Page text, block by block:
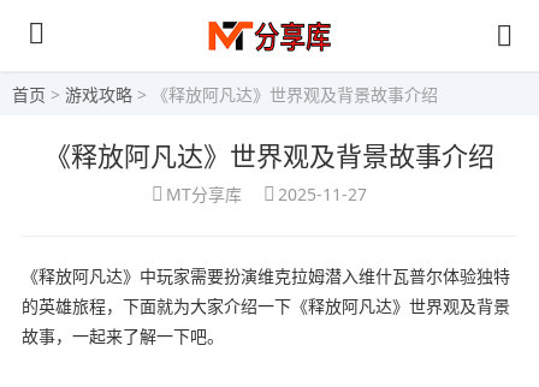
首页 > 游戏攻略 > 《释放阿凡达》世界观及背景故事介绍
《释放阿凡达》世界观及背景故事介绍
MT分享库 2025-11-27
《释放阿凡达》中玩家需要扮演维克拉姆潜入维什瓦普尔体验独特
的英雄旅程，下面就为大家介绍一下《释放阿凡达》世界观及背景
故事，一起来了解一下吧。